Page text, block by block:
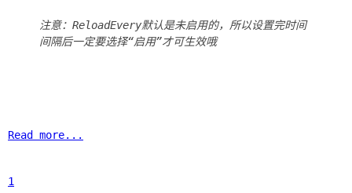
注意：ReloadEvery默认是未启用的，所以设置完时间
间隔后一定要选择“启用”才可生效哦
Read more...
1